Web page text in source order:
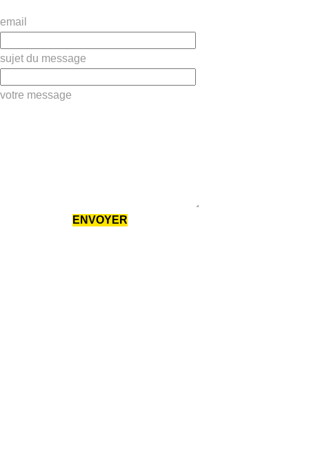
email
sujet du message
votre message